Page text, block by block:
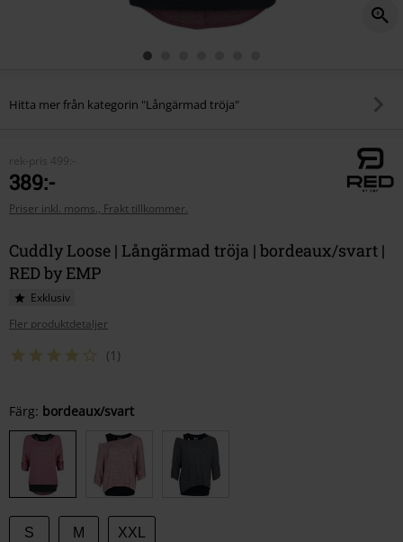
Hitta mer från kategorin "Långärmad tröja"
rek-pris 499:-
389:-
Priser inkl. moms., Frakt tillkommer.
Cuddly Loose | Långärmad tröja | bordeaux/svart |
RED by EMP
Exklusiv
Fler produktdetaljer
(1)
Välj
din
storlek
Färg: bordeaux/svart
S M XXL